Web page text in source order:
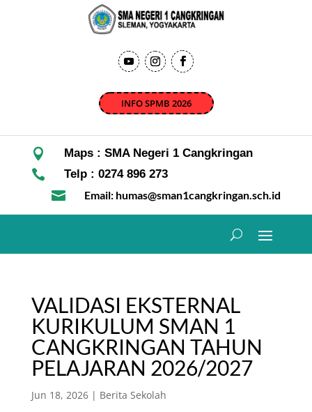
INFO SPMB 2026
 Maps : SMA Negeri 1 Cangkringan
 Telp : 0274 896 273
 Email: humas@sman1cangkringan.sch.id
VALIDASI EKSTERNAL
KURIKULUM SMAN 1
CANGKRINGAN TAHUN
PELAJARAN 2026/2027
Jun 18, 2026| Berita Sekolah